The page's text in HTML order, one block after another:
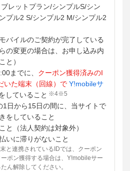
レットプラン/シンプルS/シン
プル2 S/シンプル2 M/シンプル2
バイルのご契約が完了している
の変更の場合は、お申し込み内
と）
までに、 クーポン獲得済みのI
いた端末（回線）で Y!mobileサ
していること ※4※5
1日から15日の間に、当サイトで
をしていること
と（法人契約は対象外）
いに滞りがないこと
と連携されているIDでは、クーポン
ポン獲得する場合は、Y!mobileサー
ん解除してください。